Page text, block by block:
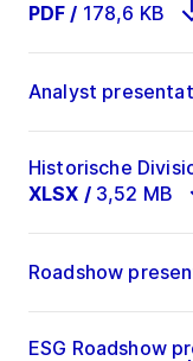
PDF / 178,6 KB
Analyst
Historische
XLSX / 3,52 MB
Roadshow
ESG Roadshow